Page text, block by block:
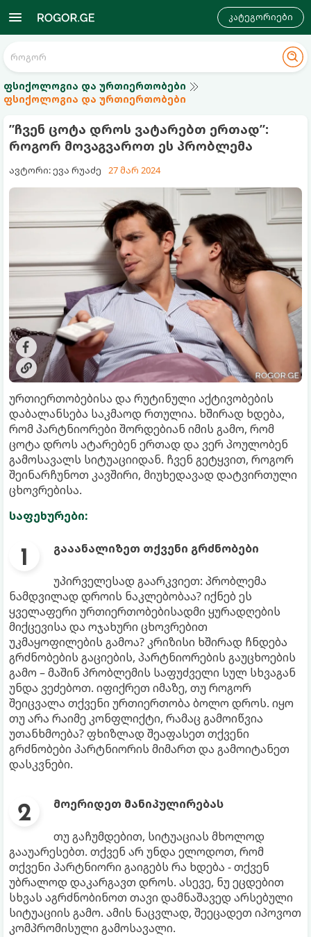
კატეგორიები
ფსიქოლოგია და ურთიერთობები
ფსიქოლოგია და ურთიერთობები
”ჩვენ ცოტა დროს ვატარებთ ერთად”:
როგორ მოვაგვაროთ ეს პრობლემა
ავტორი: ევა რუაძე 27 მარ 2024
ურთიერთობებისა და რუტინული აქტივობების
დაბალანსება საკმაოდ რთულია. ხშირად ხდება,
რომ პარტნიორები შორდებიან იმის გამო, რომ
ცოტა დროს ატარებენ ერთად და ვერ პოულობენ
გამოსავალს სიტუაციიდან. ჩვენ გეტყვით, როგორ
შეინარჩუნოთ კავშირი, მიუხედავად დატვირთული
ცხოვრებისა.
საფეხურები:
გააანალიზეთ თქვენი გრძნობები
უპირველესად გაარკვიეთ: პრობლემა
ნამდვილად დროის ნაკლებობაა? იქნებ ეს
ყველაფერი ურთიერთობებისადმი ყურადღების
მიქცევისა და ოჯახური ცხოვრებით
უკმაყოფილების გამოა? კრიზისი ხშირად ჩნდება
გრძნობების გაციების, პარტნიორების გაუცხოების
გამო – მაშინ პრობლემის საფუძველი სულ სხვაგან
უნდა ვეძებოთ. იფიქრეთ იმაზე, თუ როგორ
შეიცვალა თქვენი ურთიერთობა ბოლო დროს. იყო
თუ არა რაიმე კონფლიქტი, რამაც გამოიწვია
უთანხმოება? ფხიზლად შეაფასეთ თქვენი
გრძნობები პარტნიორის მიმართ და გამოიტანეთ
დასკვნები.
მოერიდეთ მანიპულირებას
თუ გაჩუმდებით, სიტუაციას მხოლოდ
გააუარესებთ. თქვენ არ უნდა ელოდოთ, რომ
თქვენი პარტნიორი გაიგებს რა ხდება - თქვენ
უბრალოდ დაკარგავთ დროს. ასევე, ნუ ეცდებით
სხვას აგრძნობინოთ თავი დამნაშავედ არსებული
სიტუაციის გამო. ამის ნაცვლად, შეეცადეთ იპოვოთ
კომპრომისული გამოსავალი.